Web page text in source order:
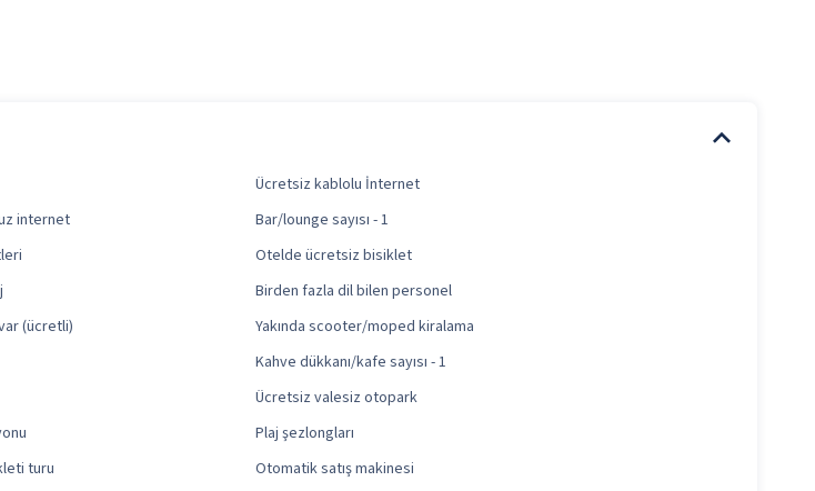
Ücretsiz kablolu İnternet
internet
Bar/lounge sayısı - 1
Otelde ücretsiz bisiklet
Birden fazla dil bilen personel
(ücretli)
Yakında scooter/moped kiralama
Kahve dükkanı/kafe sayısı - 1
Ücretsiz valesiz otopark
Plaj şezlongları
turu
Otomatik satış makinesi